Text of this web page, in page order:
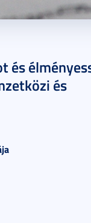
és
és